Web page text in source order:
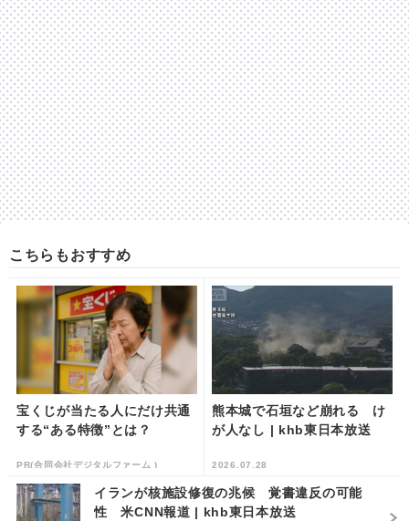
こちらもおすすめ
宝くじが当たる人にだけ共通
する“ある特徴”とは？
PR(合同会社デジタルファーム )
熊本城で石垣など崩れる け
が人なし | khb東日本放送
2026.07.28
イランが核施設修復の兆候 覚書違反の可能
性 米CNN報道 | khb東日本放送